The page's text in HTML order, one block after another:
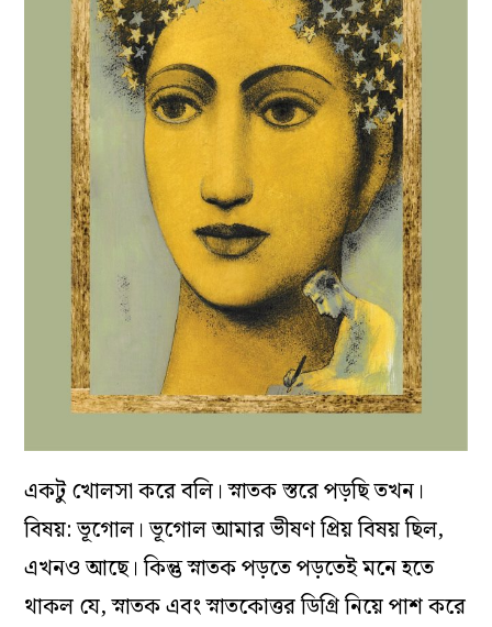
একটু খোলসা করে বলি। স্নাতক স্তরে পড়ছি তখন।
বিষয়: ভূগোল। ভূগোল আমার ভীষণ প্রিয় বিষয় ছিল,
এখনও আছে। কিন্তু স্নাতক পড়তে পড়তেই মনে হতে
থাকল যে, স্নাতক এবং স্নাতকোত্তর ডিগ্রি নিয়ে পাশ করে